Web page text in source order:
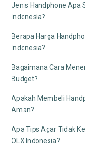
Jenis Handphone Apa
Indonesia?
Berapa Harga
Indonesia?
Bagaimana Cara
Budget?
Apakah Membeli
Aman?
Apa Tips Agar Tidak
OLX Indonesia?